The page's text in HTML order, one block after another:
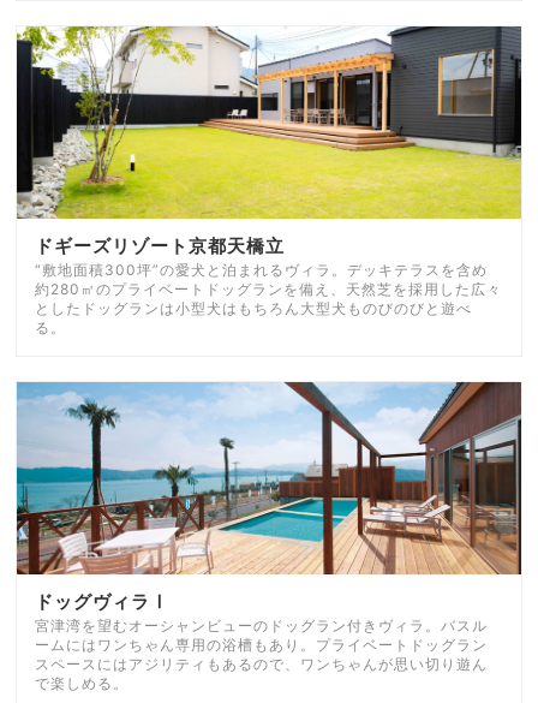
ドギーズリゾート京都天橋立
“敷地面積300坪”の愛犬と泊まれるヴィラ。デッキテラスを含め
約280㎡のプライベートドッグランを備え、天然芝を採用した広々
としたドッグランは小型犬はもちろん大型犬ものびのびと遊べ
る。
ドッグヴィラⅠ
宮津湾を望むオーシャンビューのドッグラン付きヴィラ。バスル
ームにはワンちゃん専用の浴槽もあり。プライベートドッグラン
スペースにはアジリティもあるので、ワンちゃんが思い切り遊ん
で楽しめる。